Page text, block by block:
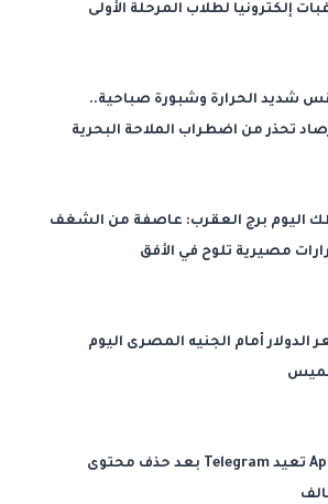
إلكترونيا لطلاب المرحلة الأولى
شديد الحرارة وشبورة صباحية..
تحذر من اضطراب الملاحة البحرية
اليوم برج العقرب: عاصفة من الشغف
مصيرية تلوح في الأفق
الدولار أمام الجنيه المصرى اليوم
Apple تعيد Telegram بعد حذف محتوى